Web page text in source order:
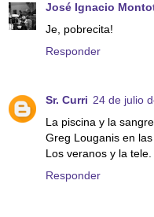
José Ignacio
Je, pobrecita!
Responder
Sr. Curri 24 de julio
La piscina y la
Greg Louganis en
Los veranos y la tele.
Responder